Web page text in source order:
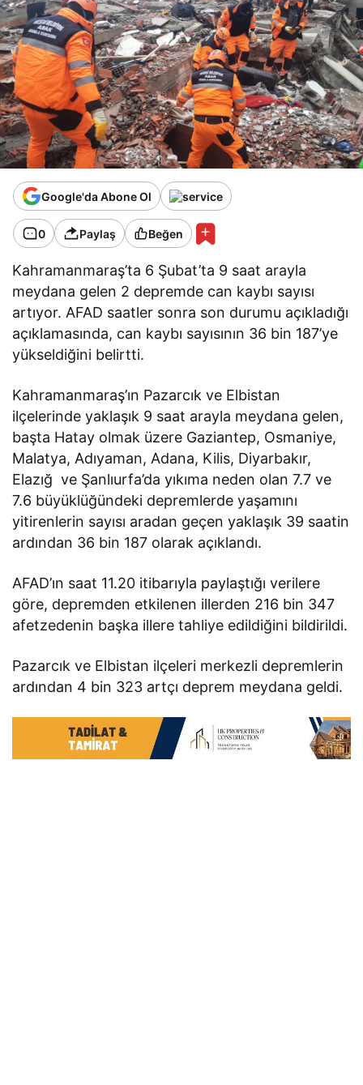
Google'da Abone Ol
0 Paylaş Beğen
Kahramanmaraş’ta 6 Şubat’ta 9 saat arayla
meydana gelen 2 depremde can kaybı sayısı
artıyor. AFAD saatler sonra son durumu açıkladığı
açıklamasında, can kaybı sayısının 36 bin 187’ye
yükseldiğini belirtti.
Kahramanmaraş’ın Pazarcık ve Elbistan
ilçelerinde yaklaşık 9 saat arayla meydana gelen,
başta Hatay olmak üzere Gaziantep, Osmaniye,
Malatya, Adıyaman, Adana, Kilis, Diyarbakır,
Elazığ ve Şanlıurfa’da yıkıma neden olan 7.7 ve
7.6 büyüklüğündeki depremlerde yaşamını
yitirenlerin sayısı aradan geçen yaklaşık 39 saatin
ardından 36 bin 187 olarak açıklandı.
AFAD’ın saat 11.20 itibarıyla paylaştığı verilere
göre, depremden etkilenen illerden 216 bin 347
afetzedenin başka illere tahliye edildiğini bildirildi.
Pazarcık ve Elbistan ilçeleri merkezli depremlerin
ardından 4 bin 323 artçı deprem meydana geldi.